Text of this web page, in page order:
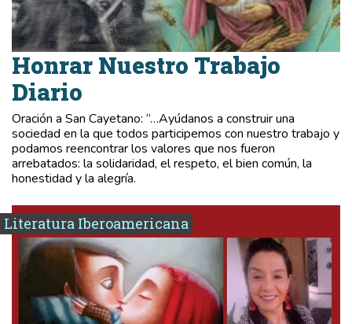
Honrar Nuestro Trabajo
Diario
Oración a San Cayetano: “…Ayúdanos a construir una
sociedad en la que todos participemos con nuestro trabajo y
podamos reencontrar los valores que nos fueron
arrebatados: la solidaridad, el respeto, el bien común, la
honestidad y la alegría.
Literatura Iberoamericana